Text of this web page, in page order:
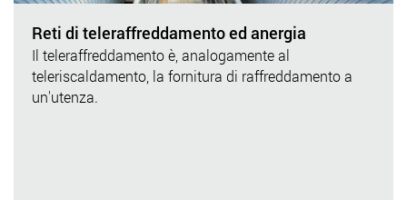
Reti di teleraffreddamento ed anergia
Il teleraffreddamento è, analogamente al
teleriscaldamento, la fornitura di raffreddamento a
un'utenza.